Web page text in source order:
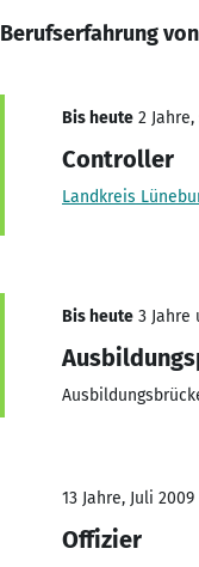
Berufserfahrung
Bis heute 2
Controller
Landkreis
Bis heute 3 Jahre
13 Jahre, Juli
Offizier